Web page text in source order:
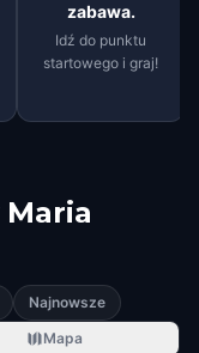
zabawa.
Idź do punktu
startowego i graj!
Maria
Najnowsze
Mapa